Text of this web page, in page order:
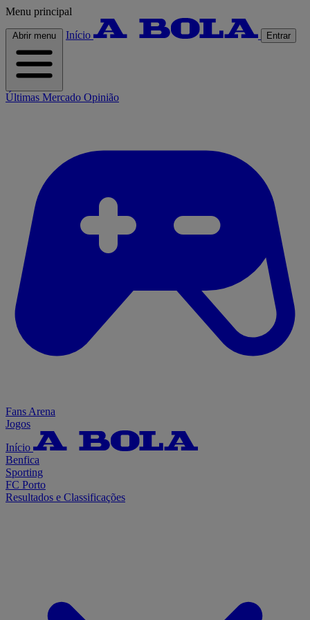
Menu principal
Abrir menu Início Entrar
Últimas Mercado Opinião
Fans Arena
Jogos
Início
Benfica
Sporting
FC Porto
Resultados e Classificações